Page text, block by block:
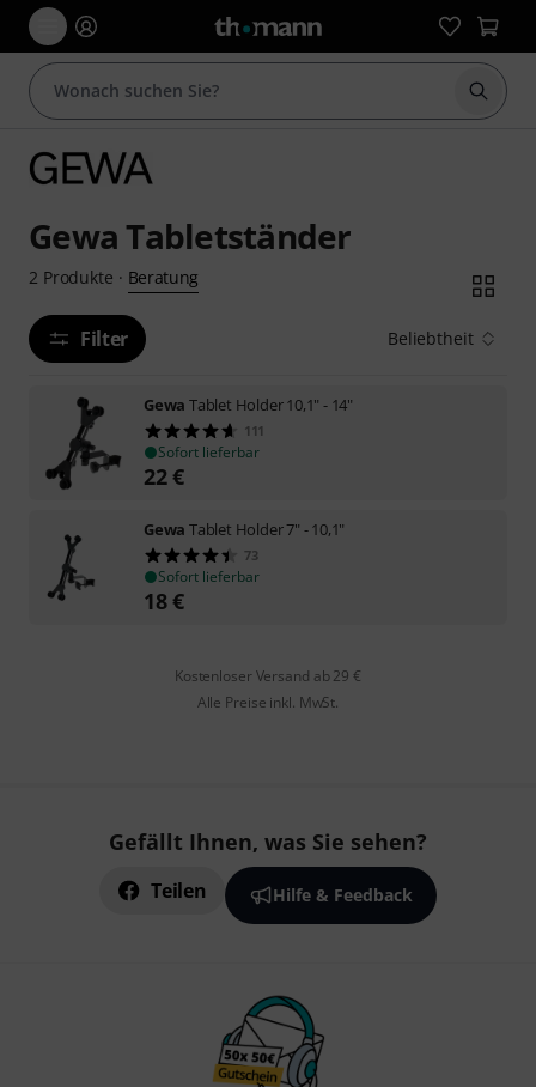
Suche
Gewa Tabletständer
2 Produkte · Beratung
Filter Beliebtheit
Gewa Tablet Holder 10,1" - 14"
111
Sofort lieferbar
22€
Gewa Tablet Holder 7" - 10,1"
73
Sofort lieferbar
18€
Kostenloser Versand ab 29 €
Alle Preise inkl. MwSt.
Gefällt Ihnen, was Sie sehen?
Teilen Hilfe & Feedback